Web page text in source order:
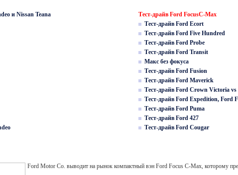
и Nissan Teana
Тест-драйв Ford FocusC-Max
Тест-драйв Ford Ecort
Тест-драйв Ford Five Hundred
Тест-драйв Ford Probe
Тест-драйв Ford Transit
Макс без фокуса
Тест-драйв Ford Fusion
Тест-драйв Ford Maverick
Тест-драйв Ford Crown Victoria
Тест-драйв Ford Expedition, Ford
Тест-драйв Ford Puma
Тест-драйв Ford 427
Тест-драйв Ford Cougar
Ford Motor Co. выводит на рынок компактный вэн Ford Focus C-Max, которому